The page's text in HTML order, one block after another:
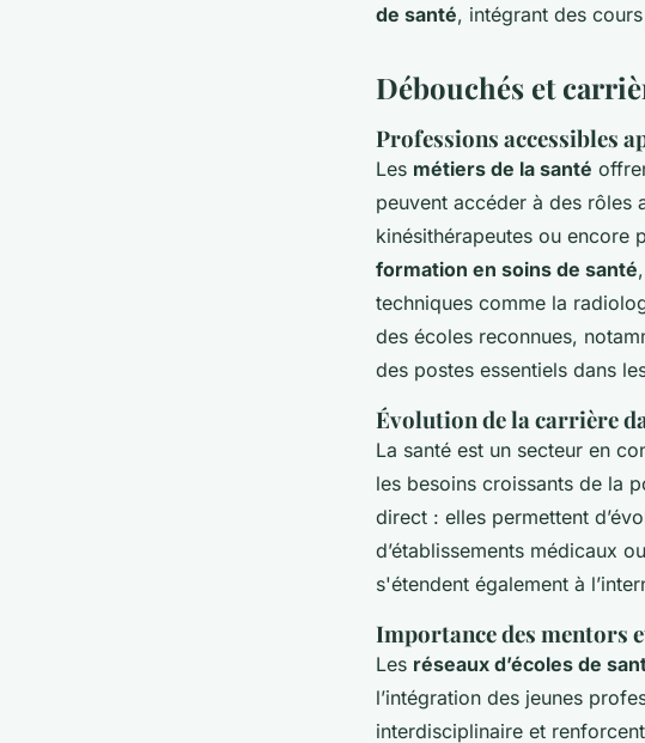
de santé, intégrant des
Débouchés et
Professions accessibles
Les métiers de la santé
peuvent accéder à des rôles
kinésithérapeutes ou encore
formation en soins de santé
techniques comme la
des écoles reconnues,
des postes essentiels dans
Évolution de la carrière
La santé est un secteur en
les besoins croissants de la
direct : elles permettent
d’établissements médicaux
s'étendent également à
Importance des mentors
Les réseaux d’écoles de
l’intégration des jeunes
interdisciplinaire et